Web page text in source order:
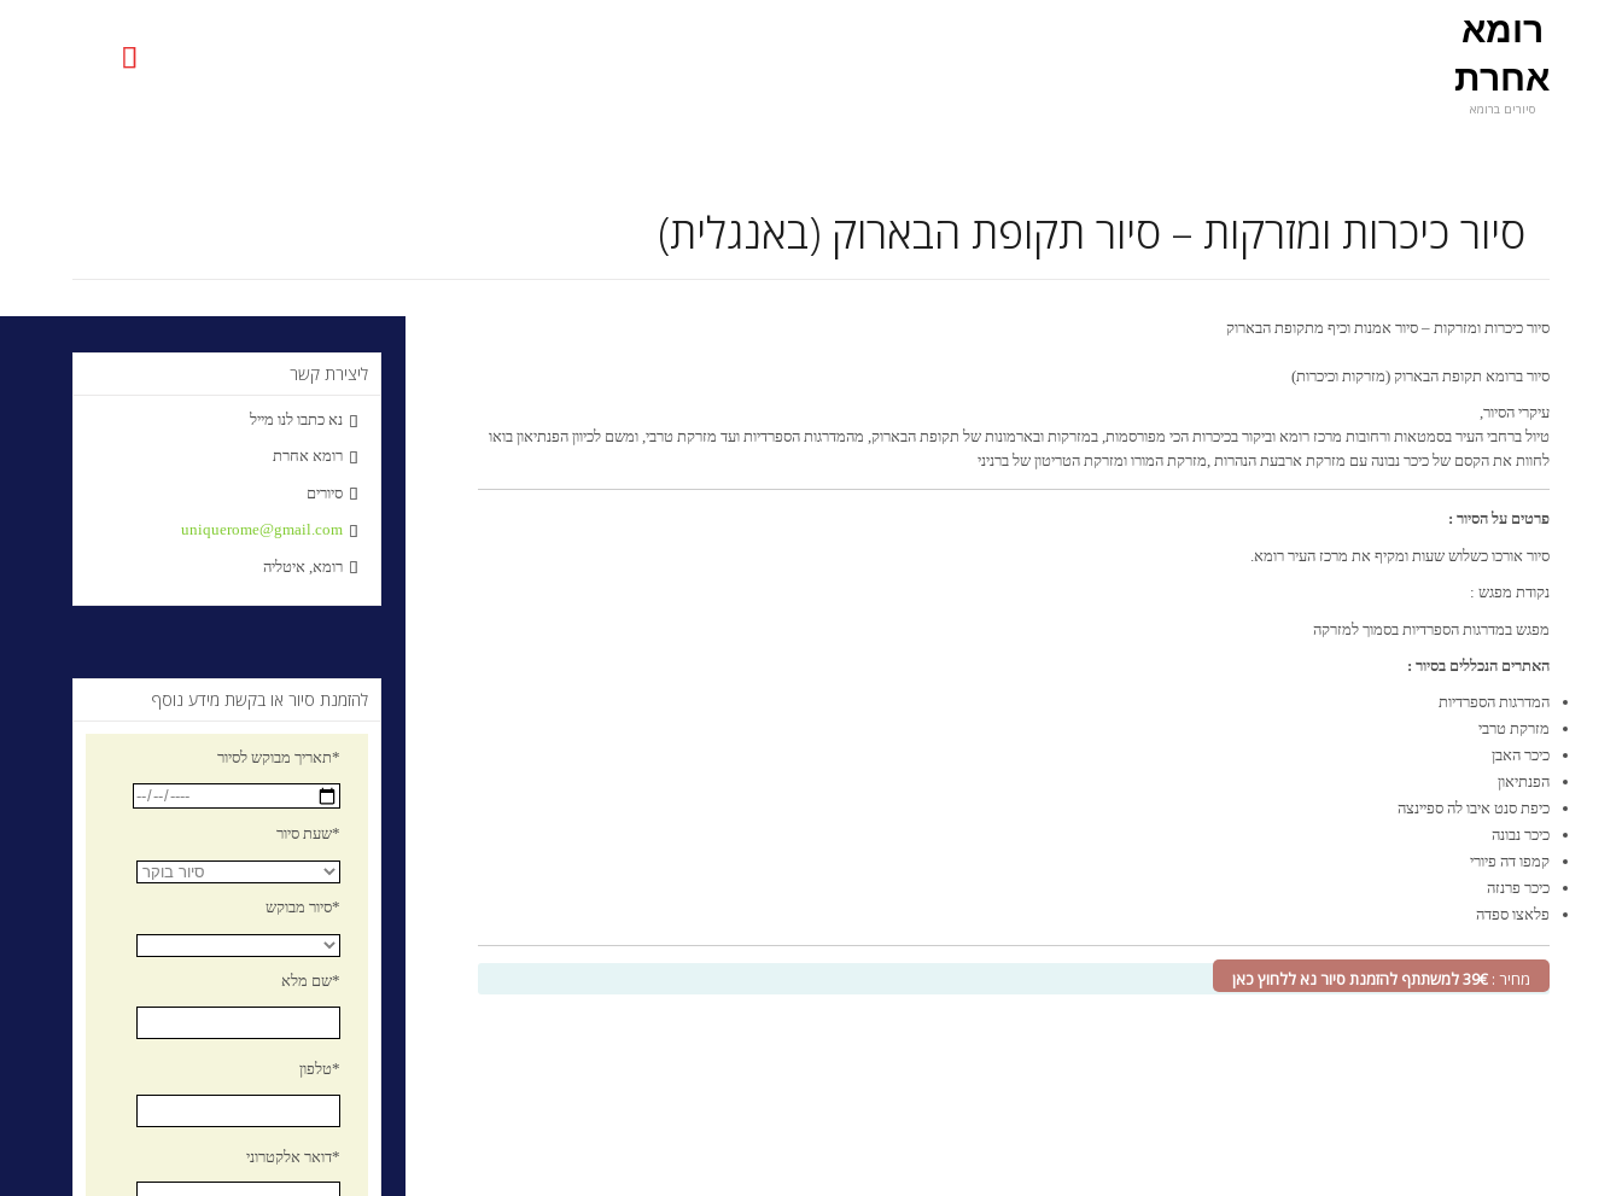
רומא
אחרת
סיורים ברומא

סיור כיכרות ומזרקות – סיור תקופת הבארוק (באנגלית)
ליצירת קשר
 נא כתבו לנו מייל
 רומא אחרת
 סיורים

uniquerome@gmail.com
 רומא, איטליה
להזמנת סיור או בקשת מידע נוסף
תאריך מבוקש לסיור*
שעת סיור*
סיור מבוקש*
שם מלא*
טלפון*
דואר אלקטרוני*
סיור כיכרות ומזרקות – סיור אמנות וכיף מתקופת הבארוק
סיור ברומא תקופת הבארוק (מזרקות וכיכרות)
עיקרי הסיור,
טיול ברחבי העיר בסמטאות ורחובות מרכז רומא וביקור בכיכרות הכי מפורסמות, במזרקות ובארמונות של תקופת הבארוק, מהמדרגות הספרדיות ועד מזרקת טרבי, ומשם לכיוון הפנתיאון בואו
לחוות את הקסם של כיכר נבונה עם מזרקת ארבעת הנהרות ,מזרקת המורו ומזרקת הטריטון של ברניני
פרטים על הסיור :
סיור אורכו כשלוש שעות ומקיף את מרכז העיר רומא.
נקודת מפגש :
מפגש במדרגות הספרדיות בסמוך למזרקה
האתרים הנכללים בסיור :
המדרגות הספרדיות
מזרקת טרבי
כיכר האבן
הפנתיאון
כיפת סנט איבו לה ספיינצה
כיכר נבונה
קמפו דה פיורי
כיכר פרנזה
פלאצו ספדה
מחיר : 39€ למשתתף להזמנת סיור נא ללחוץ כאן